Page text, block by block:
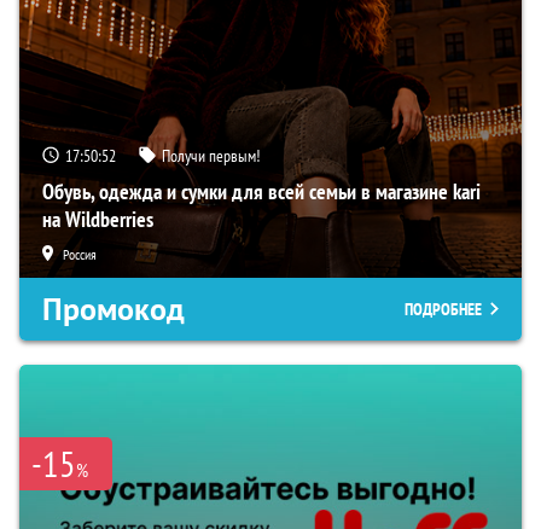
17:50:51 Получи первым!
Обувь, одежда и сумки для всей семьи в магазине kari
на Wildberries
Россия
Промокод ПОДРОБНЕЕ
-15%